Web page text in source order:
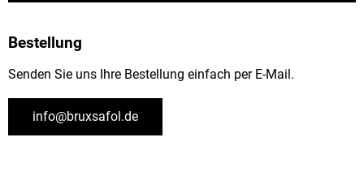
Bestellung
Senden Sie uns Ihre Bestellung einfach per E-Mail.
info@bruxsafol.de